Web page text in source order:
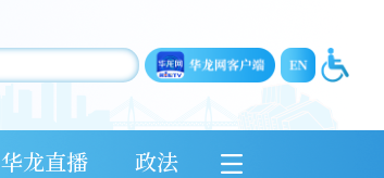
华龙直播 政法